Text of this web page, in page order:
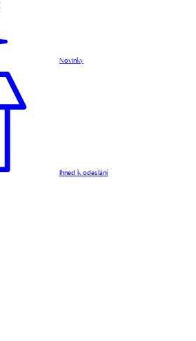
Novinky
Ihned k odeslání